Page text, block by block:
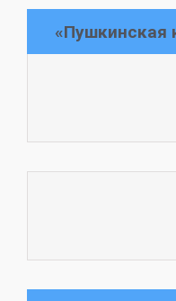
«Пушкинская